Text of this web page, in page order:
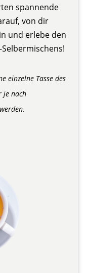
spannende
von dir
und erlebe den
einzelne Tasse des
je nach